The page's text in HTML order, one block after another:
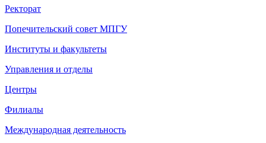
Ректорат
Попечительский совет МПГУ
Институты и факультеты
Управления и отделы
Центры
Филиалы
Международная деятельность